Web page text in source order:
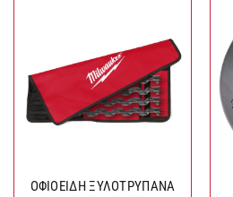
ΟΦΙΟΕΙΔΗ ΞΥΛΟΤΡΥΠΑΝΑ